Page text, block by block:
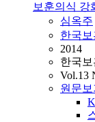
보훈의식 강
심옥주
한국보
2014
한국
Vol.13
원문보